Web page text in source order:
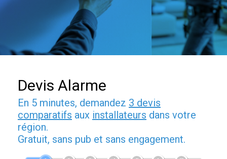
Devis Alarme
En 5 minutes, demandez 3 devis
comparatifs aux installateurs dans votre
région.
Gratuit, sans pub et sans engagement.